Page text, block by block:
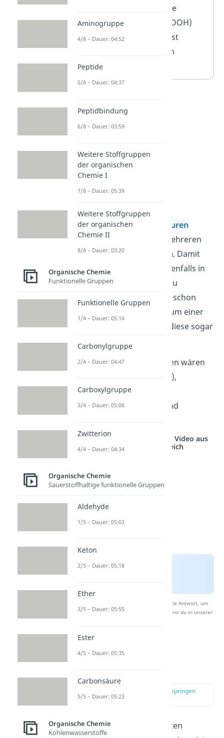
bildet die Verbindung die
funktionelle Gruppe (-COOH)
der Carbonsäuren und ist
verantwortlich für deren
Säurencharakter.
Die Gruppe der
Carbonsäuren
besteht aus einer oder mehreren
Carboxyl-COOH-Gruppen. Damit
sind die Carbonsäuren ebenfalls in
der organischen Chemie zu
verordnen. Wie der Name schon
sagt, handelt es sich hier um einer
. Teilweise sind diese sogar
ätzend oder toxisch.
Beispielhafte Carbonsäuren wären
),
Essigsäure (CH3
Propionsäure (C
) und
Studyflix vernetzt: Hier ein Video aus
einem anderen Bereich
Nach Beantwortung speichern wir deine Antwort, um
Studyflix zu verbessern. Mehr dazu erfährst du in unserer
Carboxygruppe
zur Stelle im Video springen
(01:01)
In der Carboxygruppe treten
Aminogruppe
4/8 – Dauer: 04:52
Peptide
5/8 – Dauer: 04:37
Peptidbindung
6/8 – Dauer: 03:59
Weitere Stoffgruppen
der organischen
Chemie I
7/8 – Dauer: 05:39
Weitere Stoffgruppen
der organischen
Chemie II
8/8 – Dauer: 03:20
Organische Chemie
Funktionelle Gruppen
Funktionelle Gruppen
1/4 – Dauer: 05:14
Carbonylgruppe
2/4 – Dauer: 04:47
Carboxylgruppe
3/4 – Dauer: 05:06
Zwitterion
4/4 – Dauer: 04:34
Organische Chemie
Sauerstoffhaltige funktionelle Gruppen
Aldehyde
1/5 – Dauer: 05:03
Keton
2/5 – Dauer: 05:18
Ether
3/5 – Dauer: 05:55
Ester
4/5 – Dauer: 05:35
Carbonsäure
5/5 – Dauer: 05:23
Organische Chemie
Kohlenwasserstoffe